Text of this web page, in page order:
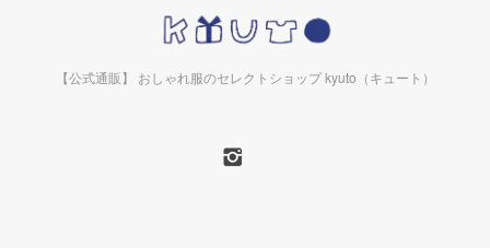
【公式通販】 おしゃれ服のセレクトショップ kyuto（キュート）